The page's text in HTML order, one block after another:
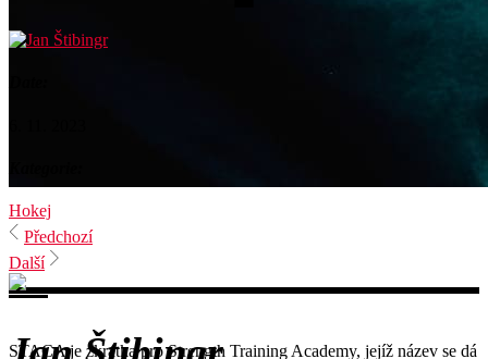
Hokej
Předchozí
Další
STACA je zkratka pro Strength Training Academy, jejíž název se dá